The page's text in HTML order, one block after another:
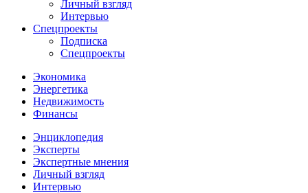
Личный взгляд
Интервью
Спецпроекты
Подписка
Спецпроекты
Экономика
Энергетика
Недвижимость
Финансы
Энциклопедия
Эксперты
Экспертные мнения
Личный взгляд
Интервью